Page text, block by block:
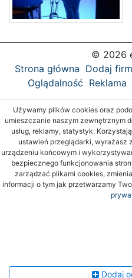
© 2026
Strona główna Dodaj
Oglądalność Reklama
Używamy plików cookies oraz
umieszczanie naszym zewnętrznym
usług, reklamy, statystyk.
ustawień przeglądarki, wyrażasz
urządzeniu końcowym i
bezpiecznego funkcjonowania
zarządzać plikami cookies,
informacji o tym jak przetwarzamy
Dodaj